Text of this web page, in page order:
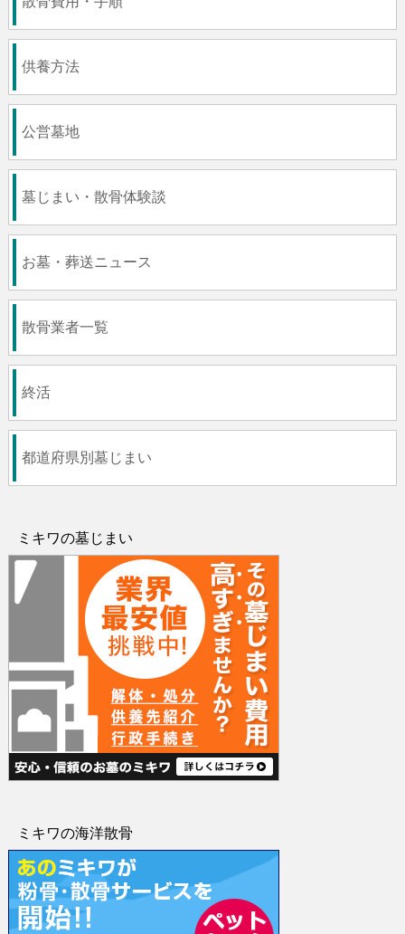
供養方法
公営墓地
墓じまい・散骨体験談
お墓・葬送ニュース
散骨業者一覧
終活
都道府県別墓じまい
ミキワの墓じまい
ミキワの海洋散骨